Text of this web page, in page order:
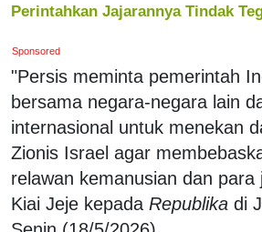
Perintahkan Jajarannya Tindak
Sponsored
"Persis meminta pemerintah
bersama negara-negara lain
internasional untuk menekan
Zionis Israel agar
relawan kemanusian dan para
Kiai Jeje kepada Republika di